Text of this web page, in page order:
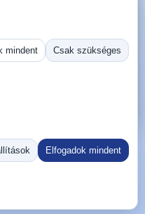
csavarkulcs
Ugrás:
mindent Csak szükséges
Elfogadok mindent